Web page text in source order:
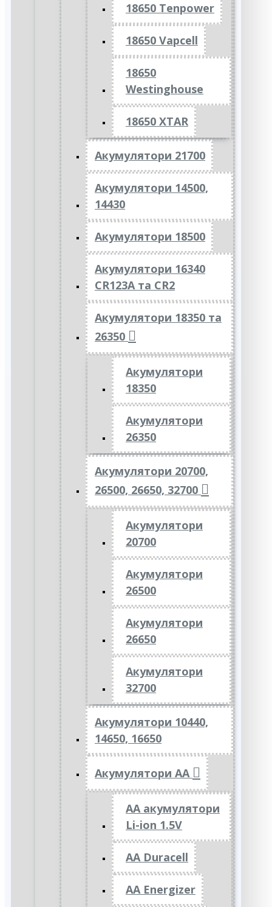
18650 Tenpower
18650 Vapcell
18650
Westinghouse
18650 XTAR
Акумулятори 21700
Акумулятори 14500,
14430
Акумулятори 18500
Акумулятори 16340
CR123A та CR2
Акумулятори 18350 та
26350
Акумулятори
18350
Акумулятори
26350
Акумулятори 20700,
26500, 26650, 32700
Акумулятори
20700
Акумулятори
26500
Акумулятори
26650
Акумулятори
32700
Акумулятори 10440,
14650, 16650
Акумулятори АА
AA акумулятори
Li-ion 1.5V
AA Duracell
AA Energizer